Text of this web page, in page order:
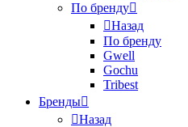
По бренду
Назад
По бренду
Gwell
Gochu
Tribest
Бренды
Назад